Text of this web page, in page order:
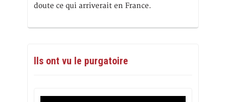
doute ce qui arriverait en France.
Ils ont vu le purgatoire